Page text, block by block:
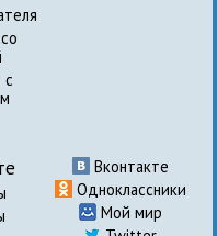
с
Вконтакте
Одноклассники
Мой мир